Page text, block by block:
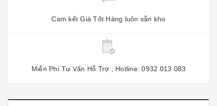
Cam kết Giá Tốt Hàng luôn sẵn kho
Miễn Phí Tư Vấn Hỗ Trợ , Hotline: 0932 013 083